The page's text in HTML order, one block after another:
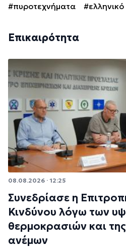
#πυροτεχνήματα #ελληνικό
Επικαιρότητα
08.08.2026 · 12:25
Συνεδρίασε η
Κινδύνου λόγω των
θερμοκρασιών και
ανέμων